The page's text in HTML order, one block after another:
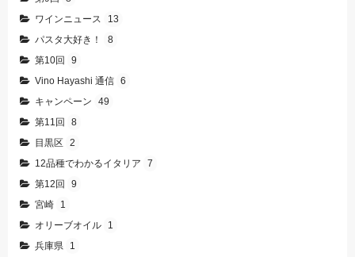
ワインニュース
13
パスタ大好き！
8
第10回
9
Vino Hayashi 通信 6
キャンペーン
49
第11回
8
目黒区 2
12品種でわかるイタリア
7
第12回
9
宮崎
1
オリーブオイル
1
兵庫県
1